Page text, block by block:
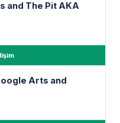
and The Pit AKA
Arts and